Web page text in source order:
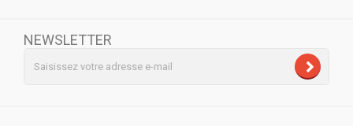
NEWSLETTER